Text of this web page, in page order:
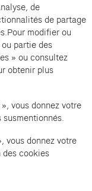
Cartier et
organizer(opens in
in a new tab)
de
de partage
modifier ou
partie des
» ou consultez
obtenir plus
vous donnez votre
vous donnez votre
des cookies